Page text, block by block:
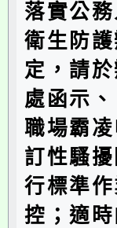
落實公
衛生防
定，請
處函示
職場霸
訂性騷
行標準
控；適